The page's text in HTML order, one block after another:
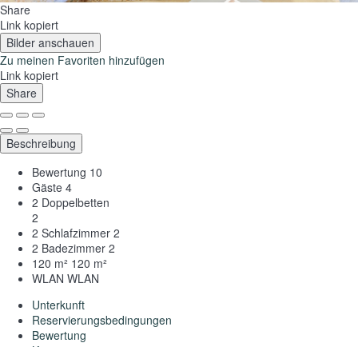
Share
Link kopiert
Bilder anschauen
Zu meinen Favoriten hinzufügen
Link kopiert
Share
Beschreibung
Bewertung 10
Gäste 4
2 Doppelbetten
2
2 Schlafzimmer 2
2 Badezimmer 2
120 m² 120 m²
WLAN WLAN
Unterkunft
Reservierungsbedingungen
Bewertung